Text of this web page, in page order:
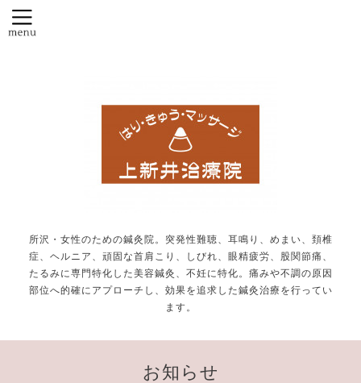
所沢・女性のための鍼灸院。突発性難聴、耳鳴り、めまい、頚椎
症、ヘルニア、頑固な首肩こり、しびれ、眼精疲労、股関節痛、
たるみに専門特化した美容鍼灸、不妊に特化。痛みや不調の原因
部位へ的確にアプローチし、効果を追求した鍼灸治療を行ってい
ます。
お知らせ